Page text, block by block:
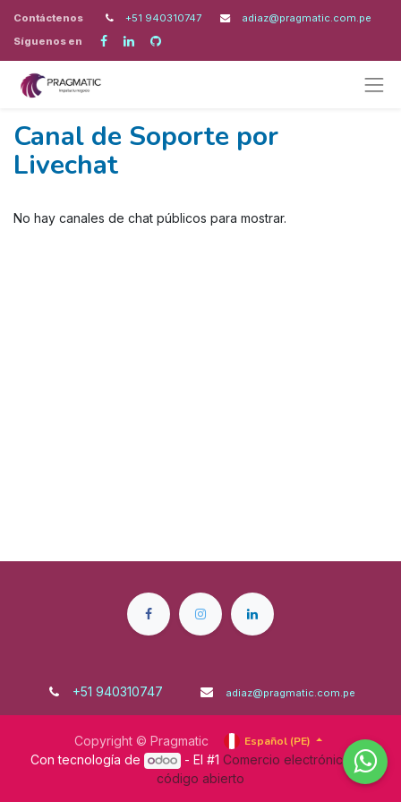
Contáctenos +51 940310747
adiaz@pragmatic.com.pe
Síguenos en
Canal de Soporte por
Livechat
No hay canales de chat públicos para mostrar.
+51 940310747 adiaz@pragmatic.com.pe
Copyright © Pragmatic Español (PE)
Con tecnología de - El #1 Comercio electrónico de
código abierto